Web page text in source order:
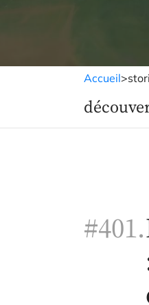
Accueil>
#401.